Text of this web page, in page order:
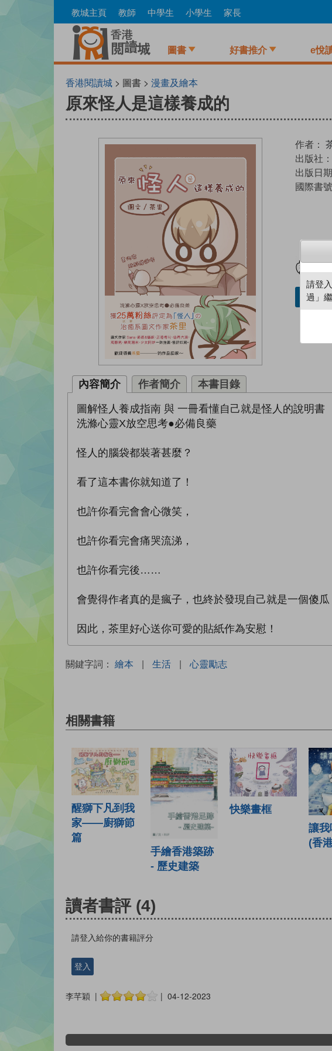
to
教城主頁 教師 中學生 小學生 家長
圖書 好書推介 e悅
香港閱讀城> 圖書 > 漫畫及繪本
原來怪人是這樣養成的
作者：
出版社：
出版日期
國際書號
內容簡介 作者簡介 本書目錄
圖解怪人養成指南 與 一冊看懂自己就是怪人的說明書
洗滌心靈X放空思考●必備良藥
怪人的腦袋都裝著甚麼？
看了這本書你就知道了！
也許你看完會會心微笑，
也許你看完會痛哭流涕，
也許你看完後……
會覺得作者真的是瘋子，也終於發現自己就是一個傻瓜
因此，茶里好心送你可愛的貼紙作為安慰！
關鍵字詞： 繪本 | 生活 | 心靈勵志
相關書籍
醒獅下凡到我
家——廚獅節
篇
手繪香港築跡
- 歷史建築
快樂畫框
讓我
(香
讀者書評 (4)
請登入給你的書籍評分
登入
李芊穎 | | 04-12-2023
請登
過」